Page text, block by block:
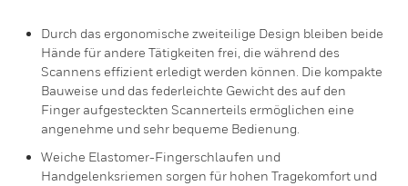
Durch das ergonomische zweiteilige Design bleiben beide
Hände für andere Tätigkeiten frei, die während des
Scannens effizient erledigt werden können. Die kompakte
Bauweise und das federleichte Gewicht des auf den
Finger aufgesteckten Scannerteils ermöglichen eine
angenehme und sehr bequeme Bedienung.
Weiche Elastomer-Fingerschlaufen und
Handgelenksriemen sorgen für hohen Tragekomfort und